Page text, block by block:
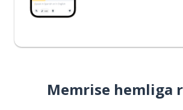
Memrise hemliga